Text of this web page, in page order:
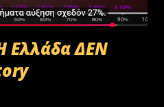
Ελλάδα ΔΕΝ